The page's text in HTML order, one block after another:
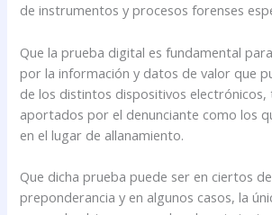
de instrumentos y procesos forenses
Que la prueba digital es fundamental
por la información y datos de valor que
de los distintos dispositivos electrónicos,
aportados por el denunciante como los
en el lugar de allanamiento.
Que dicha prueba puede ser en ciertos
preponderancia y en algunos casos, la